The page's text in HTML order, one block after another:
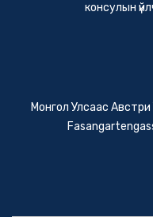
консулын
Монгол Улсаас